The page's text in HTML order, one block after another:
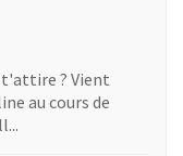
t'attire ? Vient
au cours de